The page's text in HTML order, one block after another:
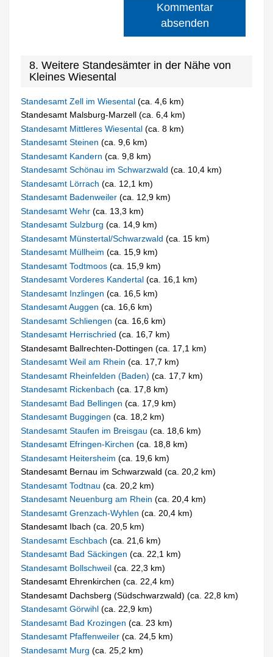
Kommentar
absenden
8. Weitere Standesämter in der Nähe von
Kleines Wiesental
Standesamt Zell im Wiesental(ca. 4,6 km)
Standesamt Malsburg-Marzell (ca. 6,4 km)
Standesamt Mittleres Wiesental(ca. 8 km)
Standesamt Steinen(ca. 9,6 km)
Standesamt Kandern(ca. 9,8 km)
Standesamt Schönau im Schwarzwald(ca. 10,4 km)
Standesamt Lörrach(ca. 12,1 km)
Standesamt Badenweiler(ca. 12,9 km)
Standesamt Wehr(ca. 13,3 km)
Standesamt Sulzburg(ca. 14,9 km)
Standesamt Münstertal/Schwarzwald(ca. 15 km)
Standesamt Müllheim(ca. 15,9 km)
Standesamt Todtmoos(ca. 15,9 km)
Standesamt Vorderes Kandertal(ca. 16,1 km)
Standesamt Inzlingen(ca. 16,5 km)
Standesamt Auggen(ca. 16,6 km)
Standesamt Schliengen(ca. 16,6 km)
Standesamt Herrischried(ca. 16,7 km)
Standesamt Ballrechten-Dottingen (ca. 17,1 km)
Standesamt Weil am Rhein(ca. 17,7 km)
Standesamt Rheinfelden (Baden)(ca. 17,7 km)
Standesamt Rickenbach(ca. 17,8 km)
Standesamt Bad Bellingen(ca. 17,9 km)
Standesamt Buggingen(ca. 18,2 km)
Standesamt Staufen im Breisgau(ca. 18,6 km)
Standesamt Efringen-Kirchen(ca. 18,8 km)
Standesamt Heitersheim(ca. 19,6 km)
Standesamt Bernau im Schwarzwald (ca. 20,2 km)
Standesamt Todtnau(ca. 20,2 km)
Standesamt Neuenburg am Rhein(ca. 20,4 km)
Standesamt Grenzach-Wyhlen(ca. 20,4 km)
Standesamt Ibach (ca. 20,5 km)
Standesamt Eschbach(ca. 21,6 km)
Standesamt Bad Säckingen(ca. 22,1 km)
Standesamt Bollschweil(ca. 22,3 km)
Standesamt Ehrenkirchen (ca. 22,4 km)
Standesamt Dachsberg (Südschwarzwald) (ca. 22,8 km)
Standesamt Görwihl(ca. 22,9 km)
Standesamt Bad Krozingen(ca. 23 km)
Standesamt Pfaffenweiler(ca. 24,5 km)
Standesamt Murg(ca. 25,2 km)